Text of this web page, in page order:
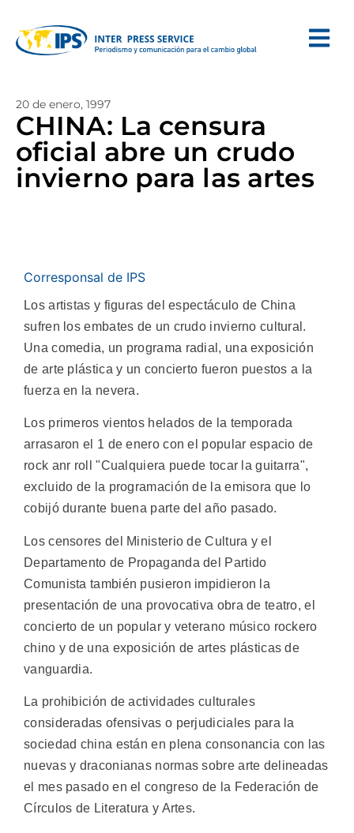
20 de enero, 1997
CHINA: La censura
oficial abre un crudo
invierno para las artes
Corresponsal de IPS
Los artistas y figuras del espectáculo de China
sufren los embates de un crudo invierno cultural.
Una comedia, un programa radial, una exposición
de arte plástica y un concierto fueron puestos a la
fuerza en la nevera.
Los primeros vientos helados de la temporada
arrasaron el 1 de enero con el popular espacio de
rock anr roll "Cualquiera puede tocar la guitarra",
excluido de la programación de la emisora que lo
cobijó durante buena parte del año pasado.
Los censores del Ministerio de Cultura y el
Departamento de Propaganda del Partido
Comunista también pusieron impidieron la
presentación de una provocativa obra de teatro, el
concierto de un popular y veterano músico rockero
chino y de una exposición de artes plásticas de
vanguardia.
La prohibición de actividades culturales
consideradas ofensivas o perjudiciales para la
sociedad china están en plena consonancia con las
nuevas y draconianas normas sobre arte delineadas
el mes pasado en el congreso de la Federación de
Círculos de Literatura y Artes.